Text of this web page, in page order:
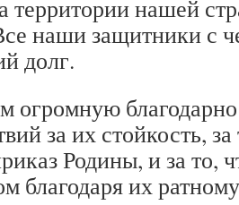
территории нашей
наши защитники с
долг.
за их стойкость,
Родины, и за то,
благодаря их